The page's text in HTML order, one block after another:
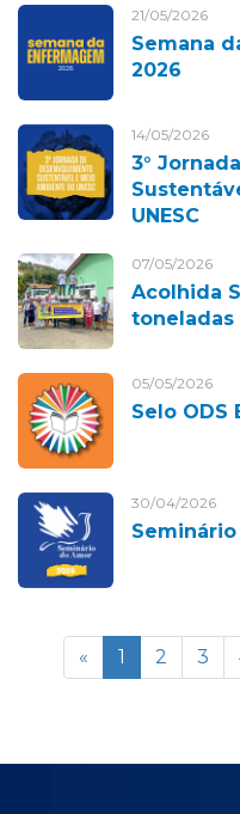
21/05/2026
Semana
2026
14/05/2026
3°
UNESC
07/05/2026
Acolhida
toneladas
05/05/2026
Selo ODS
30/04/2026
« 1 2 3